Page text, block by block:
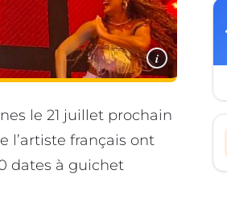
i
le 21 juillet prochain
l’artiste français ont
dates à guichet